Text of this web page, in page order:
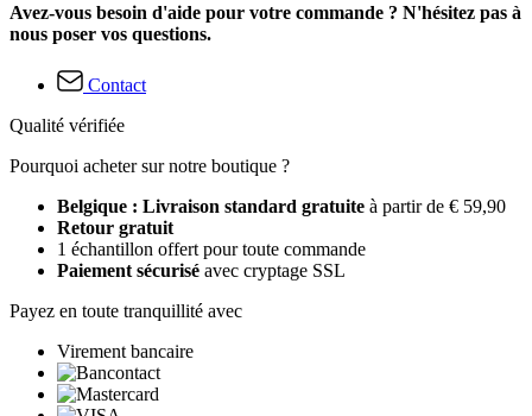
Avez-vous besoin d'aide pour votre commande ? N'hésitez pas à
nous poser vos questions.
Contact
Qualité vérifiée
Pourquoi acheter sur notre boutique ?
Belgique : Livraison standard gratuite à partir de € 59,90
Retour gratuit
1 échantillon offert pour toute commande
Paiement sécurisé avec cryptage SSL
Payez en toute tranquillité avec
Virement bancaire